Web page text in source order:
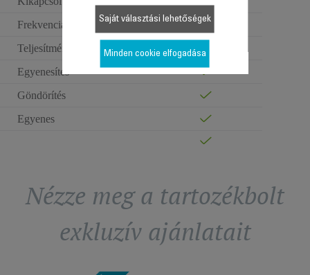
Frekvencia
50–60 Hz
Teljesítmény
Egyenesítés
Göndörítés
Egyenes
Nézze meg a tartozékbolt
exkluzív ajánlatait
Saját választási lehetőségek
Minden cookie elfogadása